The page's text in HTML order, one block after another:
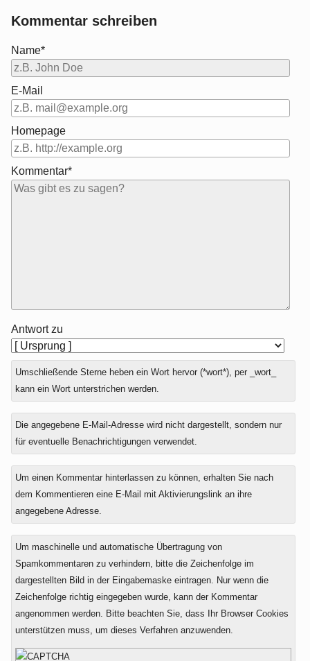
Kommentar schreiben
Name*
E-Mail
Homepage
Kommentar*
Antwort zu
Umschließende Sterne heben ein Wort hervor (*wort*), per _wort_
kann ein Wort unterstrichen werden.
Die angegebene E-Mail-Adresse wird nicht dargestellt, sondern nur
für eventuelle Benachrichtigungen verwendet.
Um einen Kommentar hinterlassen zu können, erhalten Sie nach
dem Kommentieren eine E-Mail mit Aktivierungslink an ihre
angegebene Adresse.
Um maschinelle und automatische Übertragung von
Spamkommentaren zu verhindern, bitte die Zeichenfolge im
dargestellten Bild in der Eingabemaske eintragen. Nur wenn die
Zeichenfolge richtig eingegeben wurde, kann der Kommentar
angenommen werden. Bitte beachten Sie, dass Ihr Browser Cookies
unterstützen muss, um dieses Verfahren anzuwenden.